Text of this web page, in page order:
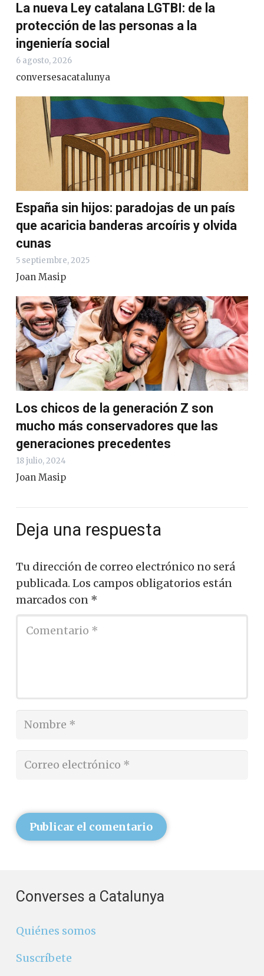
La nueva Ley catalana LGTBI: de la
protección de las personas a la
ingeniería social
6 agosto, 2026
conversesacatalunya
España sin hijos: paradojas de un país
que acaricia banderas arcoíris y olvida
cunas
5 septiembre, 2025
Joan Masip
Los chicos de la generación Z son
mucho más conservadores que las
generaciones precedentes
18 julio, 2024
Joan Masip
Deja una respuesta
Tu dirección de correo electrónico no será
publicada. Los campos obligatorios están
marcados con *
Publicar el comentario
Converses a Catalunya
Quiénes somos
Suscríbete